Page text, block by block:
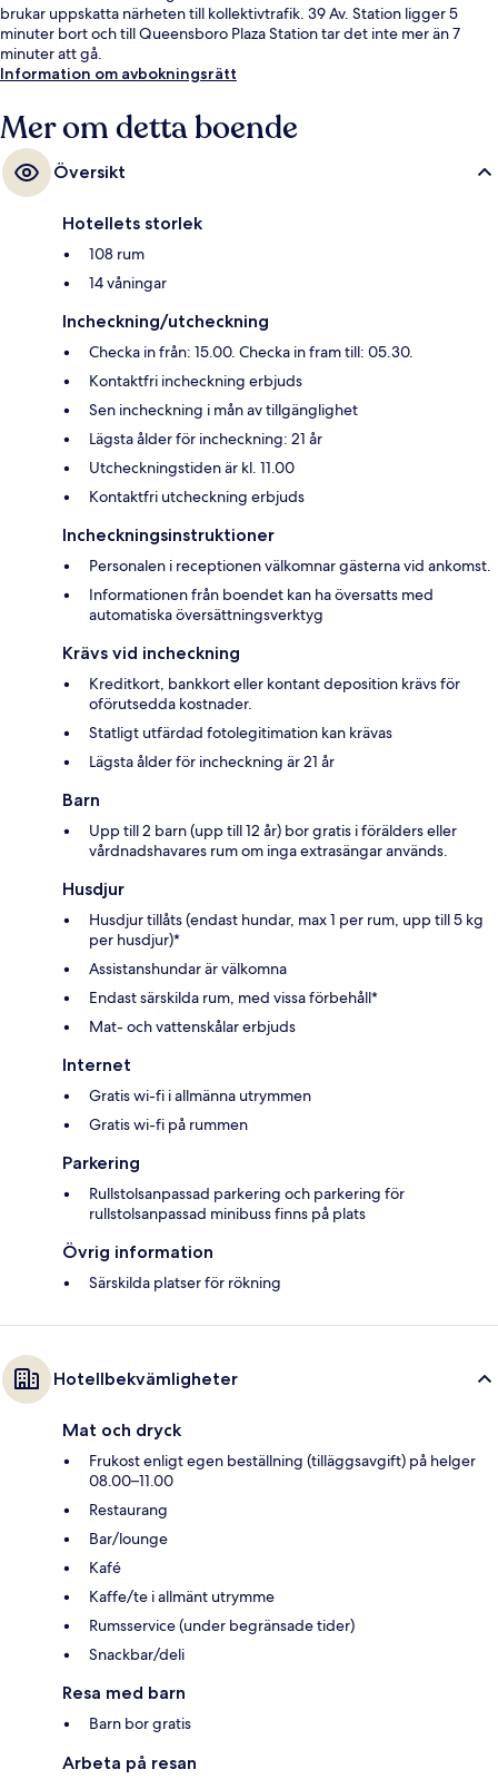
brukar uppskatta närheten till kollektivtrafik. 39 Av. Station ligger 5
minuter bort och till Queensboro Plaza Station tar det inte mer än 7
minuter att gå.
Information om avbokningsrätt
Mer om detta boende
Översikt
Hotellets storlek
108 rum
14 våningar
Incheckning/utcheckning
Checka in från: 15.00. Checka in fram till: 05.30.
Kontaktfri incheckning erbjuds
Sen incheckning i mån av tillgänglighet
Lägsta ålder för incheckning: 21 år
Utcheckningstiden är kl. 11.00
Kontaktfri utcheckning erbjuds
Incheckningsinstruktioner
Personalen i receptionen välkomnar gästerna vid ankomst.
Informationen från boendet kan ha översatts med
automatiska översättningsverktyg
Krävs vid incheckning
Kreditkort, bankkort eller kontant deposition krävs för
oförutsedda kostnader.
Statligt utfärdad fotolegitimation kan krävas
Lägsta ålder för incheckning är 21 år
Barn
Upp till 2 barn (upp till 12 år) bor gratis i förälders eller
vårdnadshavares rum om inga extrasängar används.
Husdjur
Husdjur tillåts (endast hundar, max 1 per rum, upp till 5 kg
per husdjur)*
Assistanshundar är välkomna
Endast särskilda rum, med vissa förbehåll*
Mat- och vattenskålar erbjuds
Internet
Gratis wi-fi i allmänna utrymmen
Gratis wi-fi på rummen
Parkering
Rullstolsanpassad parkering och parkering för
rullstolsanpassad minibuss finns på plats
Övrig information
Särskilda platser för rökning
Hotellbekvämligheter
Mat och dryck
Frukost enligt egen beställning (tilläggsavgift) på helger
08.00–11.00
Restaurang
Bar/lounge
Kafé
Kaffe/te i allmänt utrymme
Rumsservice (under begränsade tider)
Snackbar/deli
Resa med barn
Barn bor gratis
Arbeta på resan